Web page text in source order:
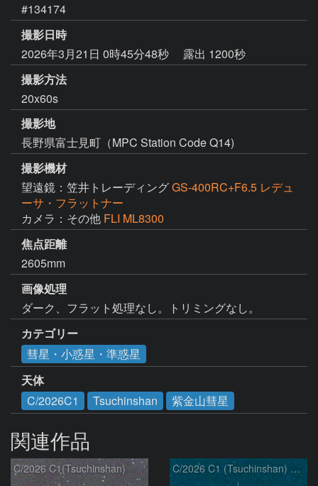
#134174
撮影日時
2026年3月21日 0時45分48秒
露出 1200秒
撮影方法
20x60s
撮影地
長野県富士見町（MPC Station Code Q14)
撮影機材
望遠鏡：笠井トレーディングGS-400RC+F6.5 レデュ
ーサ・フラットナー
カメラ：その他 FLI ML8300
焦点距離
2605mm
画像処理
ダーク、フラット処理なし。トリミングなし。
カテゴリー
彗星・小惑星・準惑星
天体
C/2026C1
Tsuchinshan 紫金山彗星
関連作品
C/2026 C1(Tsuchinshan) C/2026 C1 (Tsuchinshan) の変化